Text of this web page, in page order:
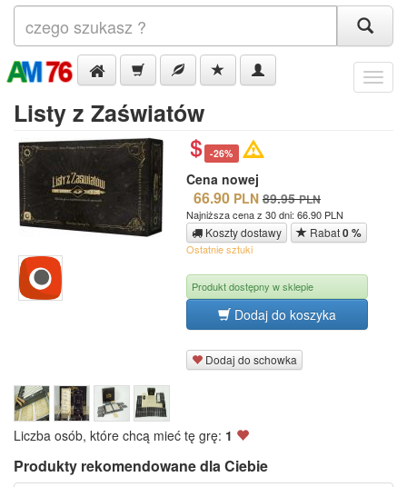
Menu
Listy z Zaświatów
-26%
Cena nowej
66.90 PLN 89.95 PLN
Najniższa cena z 30 dni: 66.90 PLN
Koszty dostawy Rabat0 %
Ostatnie sztuki
Produkt dostępny w sklepie
Dodaj do koszyka
Dodaj do schowka
Liczba osób, które chcą mieć tę grę: 1
Produkty rekomendowane dla Ciebie